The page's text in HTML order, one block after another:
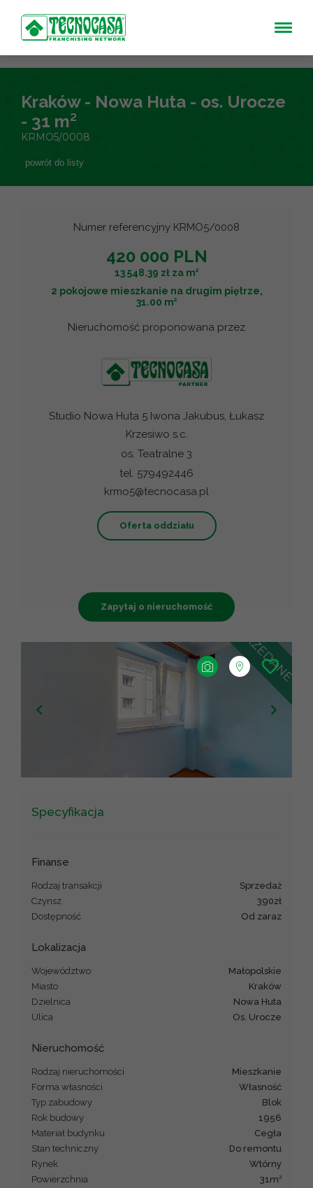
Kraków - Nowa Huta - os. Urocze
- 31 m²
KRMO5/0008
powrót do listy
Numer referencyjny KRMO5/0008
420 000 PLN
13 548.39 zł za m2
2 pokojowe mieszkanie na drugim piętrze,
31.00 m2
Nieruchomość proponowana przez
Studio Nowa Huta 5 Iwona Jakubus, Łukasz
Krzesiwo s.c.
os. Teatralne 3
tel. 579492446
krmo5@tecnocasa.pl
Oferta oddziału
Zapytaj o nieruchomość
Leaflet © OpenStreetMap
Specyfikacja
Finanse
Rodzaj transakcji
sprzedaż
Czynsz
390zł
Dostępność
od zaraz
Lokalizacja
Województwo
małopolskie
Miasto
Kraków
Dzielnica
Nowa Huta
Ulica
os. Urocze
Nieruchomość
Rodzaj nieruchomości
mieszkanie
Forma własności
Własność
Typ zabudowy
blok
Rok budowy
1956
Materiał budynku
cegła
Stan techniczny
do remontu
Rynek
Wtórny
Powierzchnia
31m 2